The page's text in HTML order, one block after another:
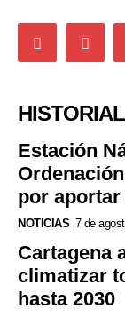
HISTORIAL
Estación
por
NOTICIAS 7 de
Cartagena
climatizar
hasta 2030